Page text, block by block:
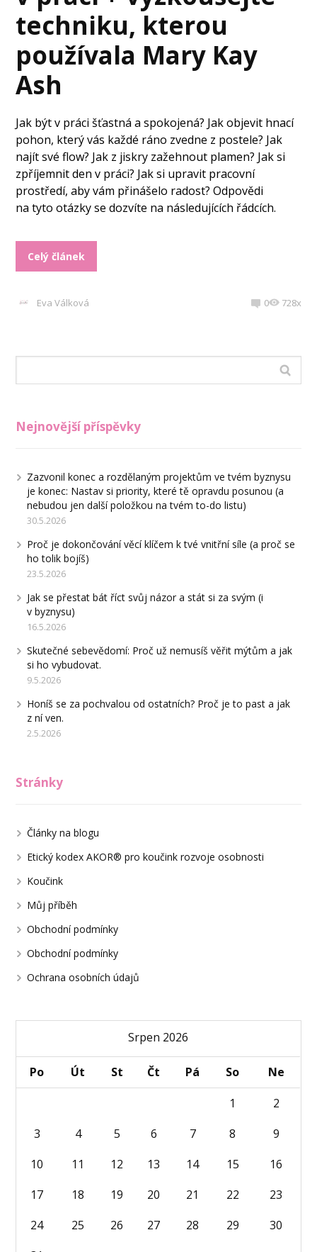
techniku, kterou
používala Mary Kay
Ash
Jak být v práci šťastná a spokojená? Jak objevit hnací
pohon, který vás každé ráno zvedne z postele? Jak
najít své flow? Jak z jiskry zažehnout plamen? Jak si
zpříjemnit den v práci? Jak si upravit pracovní
prostředí, aby vám přinášelo radost? Odpovědi
na tyto otázky se dozvíte na následujících řádcích.
Celý článek
Eva Válková 0 728x
Nejnovější příspěvky
Zazvonil konec a rozdělaným projektům ve tvém byznysu
je konec: Nastav si priority, které tě opravdu posunou (a
nebudou jen další položkou na tvém to-do listu)
30.5.2026
Proč je dokončování věcí klíčem k tvé vnitřní síle (a proč se
ho tolik bojíš)
23.5.2026
Jak se přestat bát říct svůj názor a stát si za svým (i
v byznysu)
16.5.2026
Skutečné sebevědomí: Proč už nemusíš věřit mýtům a jak
si ho vybudovat.
9.5.2026
Honíš se za pochvalou od ostatních? Proč je to past a jak
z ní ven.
2.5.2026
Stránky
Články na blogu
Etický kodex AKOR® pro koučink rozvoje osobnosti
Koučink
Můj příběh
Obchodní podmínky
Obchodní podmínky
Ochrana osobních údajů
Srpen 2026
Po Út St Čt Pá So
Ne
1
2
3
4 5 6 7 8
9
10
11 12 13 14 15
16
17
18 19 20 21 22
23
24
25 26 27 28 29
30